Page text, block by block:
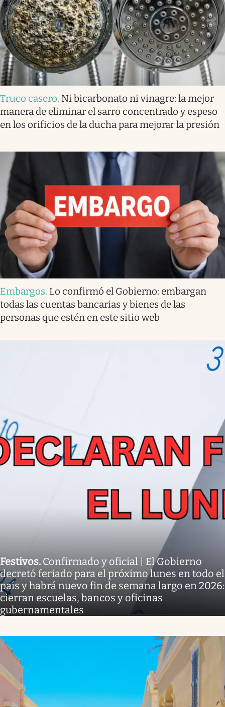
Truco casero. Ni bicarbonato ni vinagre: la mejor
manera de eliminar el sarro concentrado y espeso
en los orificios de la ducha para mejorar la presión
Embargos. Lo confirmó el Gobierno: embargan
todas las cuentas bancarias y bienes de las
personas que estén en este sitio web
Festivos. Confirmado y oficial | El Gobierno
decretó feriado para el próximo lunes en todo el
país y habrá nuevo fin de semana largo en 2026:
cierran escuelas, bancos y oficinas
gubernamentales